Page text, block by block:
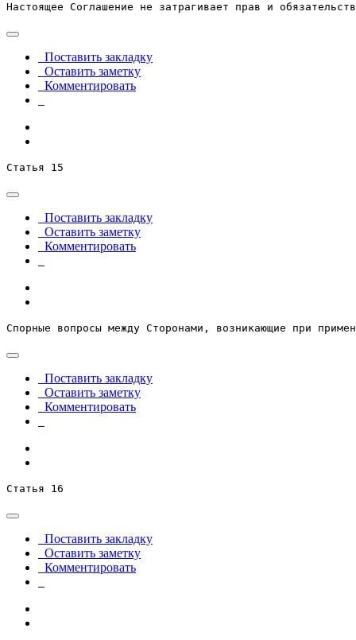
Настоящее Соглашение не затрагивает прав и
Поставить закладку
Оставить заметку
Комментировать
Статья 15
Поставить закладку
Оставить заметку
Комментировать
Спорные вопросы между Сторонами, возникающие при
Поставить закладку
Оставить заметку
Комментировать
Статья 16
Поставить закладку
Оставить заметку
Комментировать